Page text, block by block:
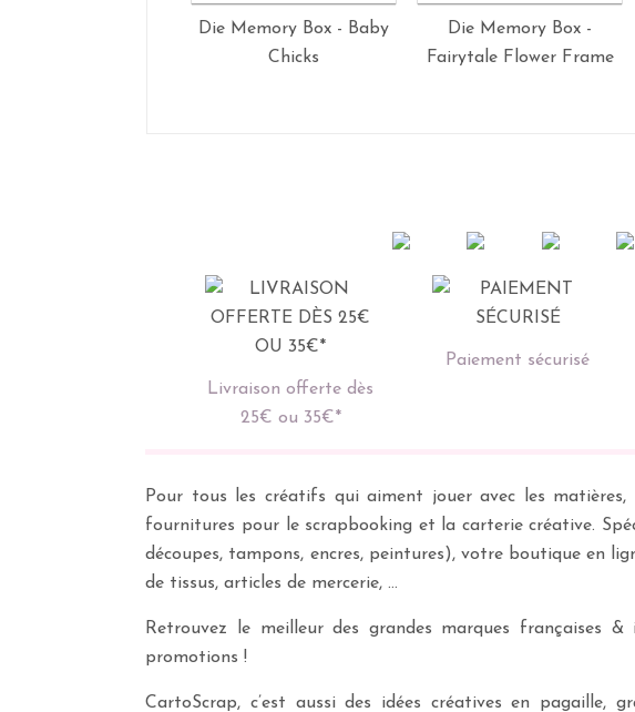
Die Memory Box - Baby
Chicks
Die Memory Box -
Fairytale Flower Frame
Livraison offerte dès
25€ ou 35€*
Paiement sécurisé
Pour tous les créatifs qui aiment jouer avec les
fournitures pour le scrapbooking et la carterie créative.
découpes, tampons, encres, peintures), votre boutique en
de tissus, articles de mercerie, …
Retrouvez le meilleur des grandes marques françaises
promotions !
CartoScrap, c’est aussi des idées créatives en